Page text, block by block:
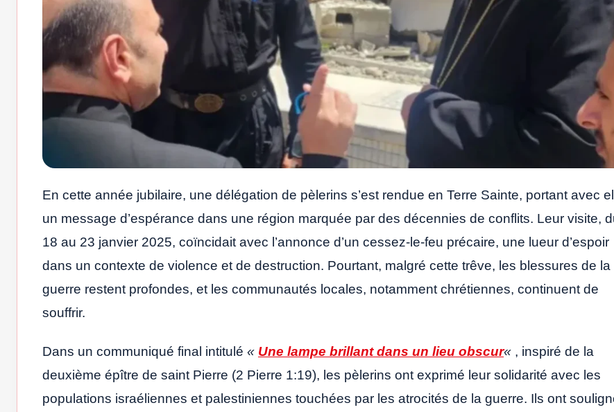
En cette année jubilaire, une délégation de pèlerins s’est rendue en Terre Sainte, portant avec
un message d’espérance dans une région marquée par des décennies de conflits. Leur visite,
18 au 23 janvier 2025, coïncidait avec l’annonce d’un cessez-le-feu précaire, une lueur d’espoir
dans un contexte de violence et de destruction. Pourtant, malgré cette trêve, les blessures de la
guerre restent profondes, et les communautés locales, notamment chrétiennes, continuent de
souffrir.
Dans un communiqué final intitulé « Une lampe brillant dans un lieu obscur« , inspiré de la
deuxième épître de saint Pierre (2 Pierre 1:19), les pèlerins ont exprimé leur solidarité avec les
populations israéliennes et palestiniennes touchées par les atrocités de la guerre. Ils ont